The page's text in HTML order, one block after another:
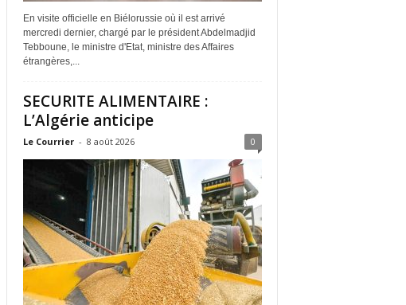
En visite officielle en Biélorussie où il est arrivé
mercredi dernier, chargé par le président Abdelmadjid
Tebboune, le ministre d'Etat, ministre des Affaires
étrangères,...
SECURITE ALIMENTAIRE :
L’Algérie anticipe
Le Courrier - 8 août 2026 0